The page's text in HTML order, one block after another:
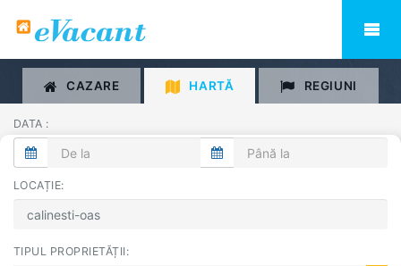
CAZARE HARTĂ REGIUNI
DATA :
LOCAȚIE:
TIPUL PROPRIETĂȚII: